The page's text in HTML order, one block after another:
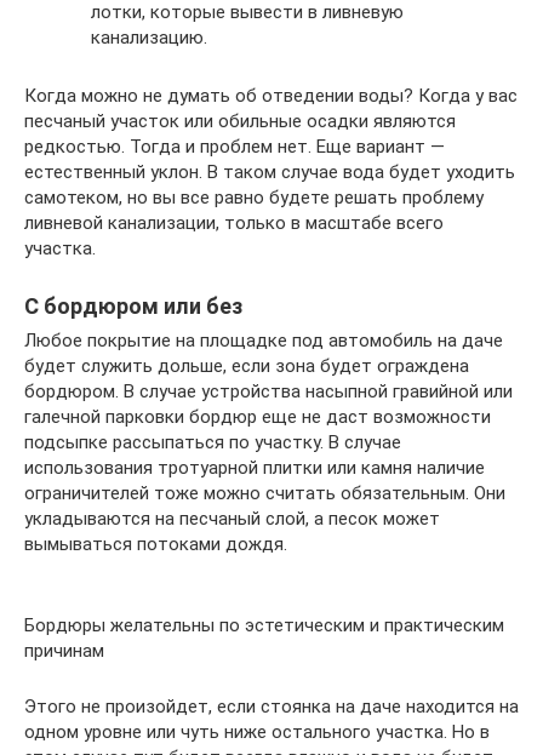
лотки, которые вывести в ливневую
канализацию.
Когда можно не думать об отведении воды? Когда у вас
песчаный участок или обильные осадки являются
редкостью. Тогда и проблем нет. Еще вариант —
естественный уклон. В таком случае вода будет уходить
самотеком, но вы все равно будете решать проблему
ливневой канализации, только в масштабе всего
участка.
С бордюром или без
Любое покрытие на площадке под автомобиль на даче
будет служить дольше, если зона будет ограждена
бордюром. В случае устройства насыпной гравийной или
галечной парковки бордюр еще не даст возможности
подсыпке рассыпаться по участку. В случае
использования тротуарной плитки или камня наличие
ограничителей тоже можно считать обязательным. Они
укладываются на песчаный слой, а песок может
вымываться потоками дождя.
Бордюры желательны по эстетическим и практическим
причинам
Этого не произойдет, если стоянка на даче находится на
одном уровне или чуть ниже остального участка. Но в